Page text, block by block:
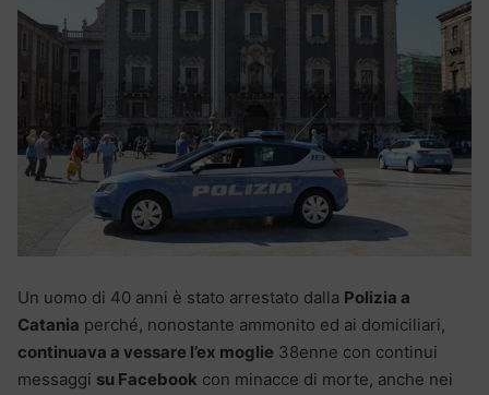
Un uomo di 40 anni è stato arrestato dalla Polizia a
Catania perché, nonostante ammonito ed ai domiciliari,
continuava a vessare l’ex moglie 38enne con continui
messaggi su Facebook con minacce di morte, anche nei